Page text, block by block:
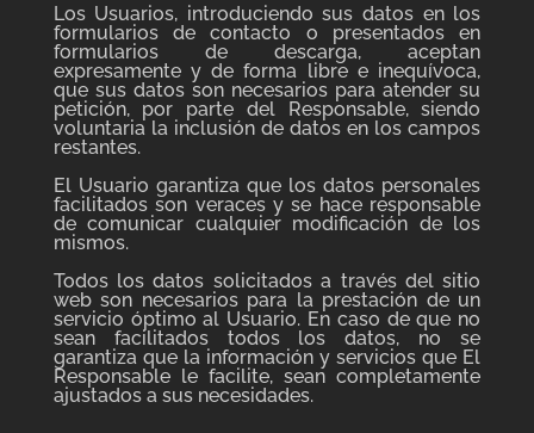
Los Usuarios, introduciendo sus datos en los
formularios de contacto o presentados en
formularios de descarga, aceptan
expresamente y de forma libre e inequívoca,
que sus datos son necesarios para atender su
petición, por parte del Responsable, siendo
voluntaria la inclusión de datos en los campos
restantes.
El Usuario garantiza que los datos personales
facilitados son veraces y se hace responsable
de comunicar cualquier modificación de los
mismos.
Todos los datos solicitados a través del sitio
web son necesarios para la prestación de un
servicio óptimo al Usuario. En caso de que no
sean facilitados todos los datos, no se
garantiza que la información y servicios que El
Responsable le facilite, sean completamente
ajustados a sus necesidades.